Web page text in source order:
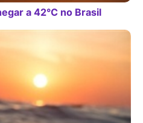
a 42°C no Brasil